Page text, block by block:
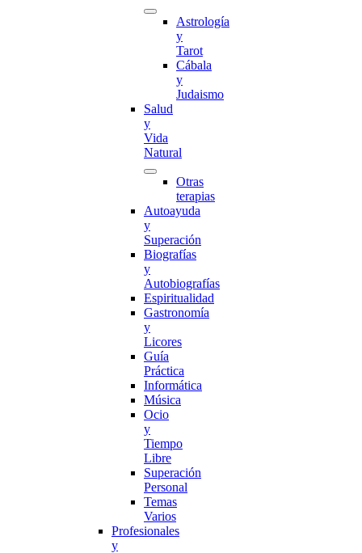
Astrología
y
Tarot
Cábala
y
Judaismo
Salud
y
Vida
Natural
Otras
terapias
Autoayuda
y
Superación
Biografías
y
Autobiografías
Espiritualidad
Gastronomía
y
Licores
Guía
Práctica
Informática
Música
Ocio
y
Tiempo
Libre
Superación
Personal
Temas
Varios
Profesionales
y